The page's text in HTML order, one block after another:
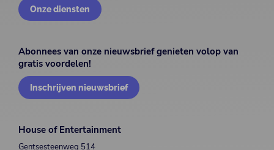
Onze diensten
Abonnees van onze nieuwsbrief genieten volop van
gratis voordelen!
Inschrijven nieuwsbrief
House of Entertainment
Gentsesteenweg 514